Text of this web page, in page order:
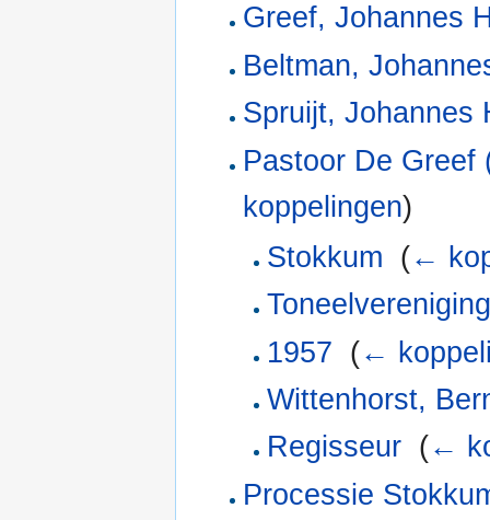
Greef, Johannes
Beltman,
Spruijt, Johannes
Pastoor De Greef
koppelingen)
Stokkum (←
1957 (←
Wittenhorst,
Regisseur (←
Processie